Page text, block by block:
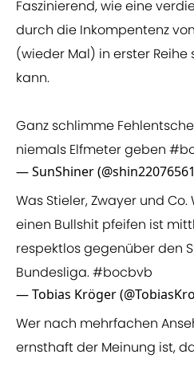
Faszinierend, wie eine
durch die Inkompentenz von
(wieder Mal) in erster Reihe
kann.
Ganz schlimme
niemals Elfmeter geben
— SunShiner
Was Stieler, Zwayer und
einen Bullshit pfeifen ist
respektlos gegenüber den
Bundesliga.#bocbvb
— Tobias Kröger
Wer nach mehrfachen
ernsthaft der Meinung ist,